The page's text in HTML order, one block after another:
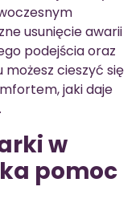
usunięcie awarii
podejścia oraz
cieszyć się
jaki daje
w
pomoc